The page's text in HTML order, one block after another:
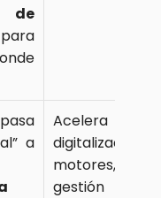
a
Acelera
digitalización:
motores,
gestión